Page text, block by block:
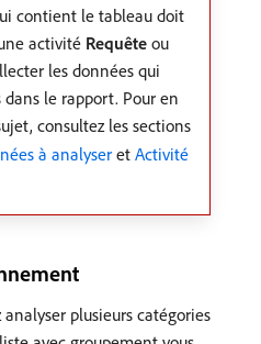
contient le tableau doit
activité Requête ou
les données qui
dans le rapport. Pour en
consultez les sections
à analyser et Activité
plusieurs catégories